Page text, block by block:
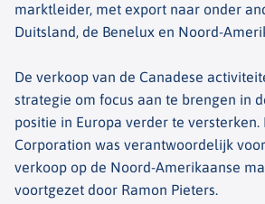
marktleider, met export naar onder
Duitsland, de Benelux en Noord-
De verkoop van de Canadese
strategie om focus aan te brengen in
positie in Europa verder te versterken.
Corporation was verantwoordelijk
verkoop op de Noord-Amerikaanse
voortgezet door Ramon Pieters.